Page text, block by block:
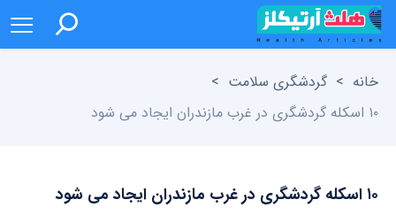
خانه > گردشگری سلامت >
۱۰ اسکله گردشگری در غرب مازندران ایجاد می شود
۱۰ اسکله گردشگری در غرب مازندران ایجاد می شود